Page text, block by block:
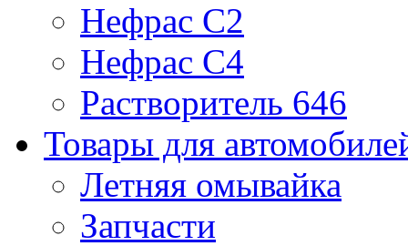
Нефрас С2
Нефрас С4
Растворитель 646
Товары для
Летняя омывайка
Запчасти